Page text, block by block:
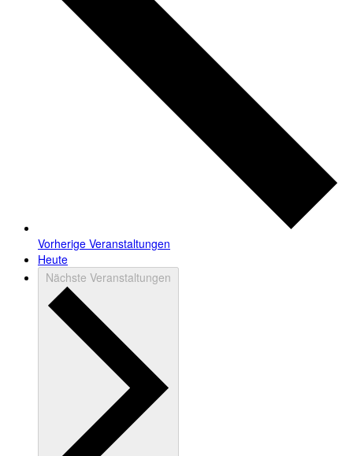
Vorherige Veranstaltungen
Heute
Nächste Veranstaltungen